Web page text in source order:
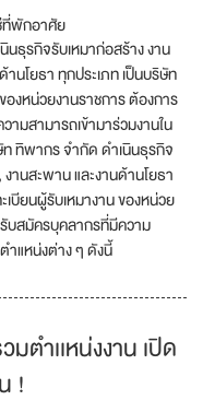
ที่พักอาศัย
ธุรกิจรับเหมาก่อสร้าง งาน
นโยธา ทุกประเภท เป็นบริษัท
องหน่วยงานราชการ ต้องการ
มสามารถเข้ามาร่วมงานใน
ทิพากร จำกัด ดำเนินธุรกิจ
านสะพาน และงานด้านโยธา
บียนผู้รับเหมางาน ของหน่วย
บสมัครบุคลากรที่มีความ
ำแหน่งต่าง ๆ ดังนี้
มตำเเหน่งงาน เปิด
!